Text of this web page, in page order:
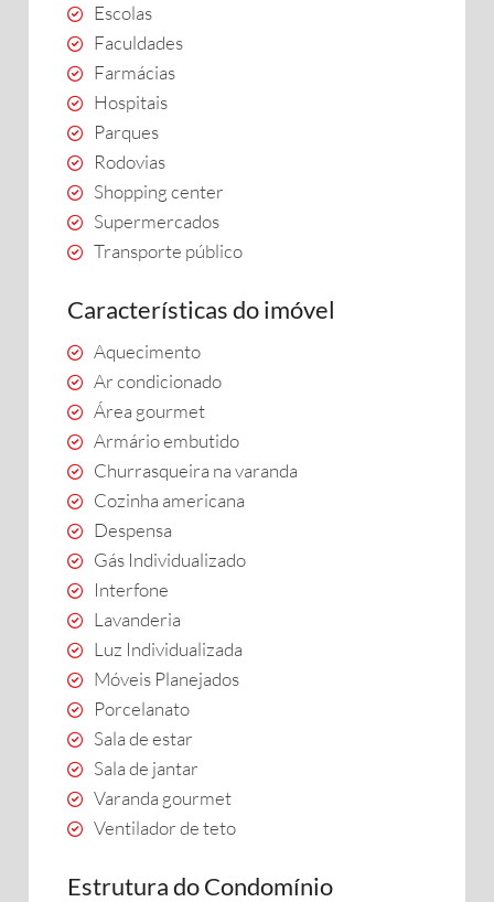
Escolas
Faculdades
Farmácias
Hospitais
Parques
Rodovias
Shopping center
Supermercados
Transporte público
Características do imóvel
Aquecimento
Ar condicionado
Área gourmet
Armário embutido
Churrasqueira na varanda
Cozinha americana
Despensa
Gás Individualizado
Interfone
Lavanderia
Luz Individualizada
Móveis Planejados
Porcelanato
Sala de estar
Sala de jantar
Varanda gourmet
Ventilador de teto
Estrutura do Condomínio